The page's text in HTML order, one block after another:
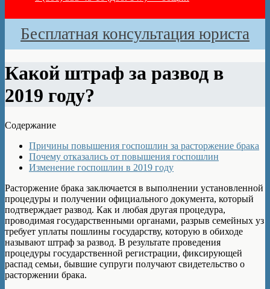
Бесплатная консультация юриста
Какой штраф за развод в
2019 году?
Содержание
Причины повышения госпошлин за расторжение брака
Почему отказались от повышения госпошлин
Изменение госпошлин в 2019 году
Расторжение брака заключается в выполнении установленной
процедуры и получении официального документа, который
подтверждает развод. Как и любая другая процедура,
проводимая государственными органами, разрыв семейных уз
требует уплаты пошлины государству, которую в обиходе
называют штраф за развод. В результате проведения
процедуры государственной регистрации, фиксирующей
распад семьи, бывшие супруги получают свидетельство о
расторжении брака.